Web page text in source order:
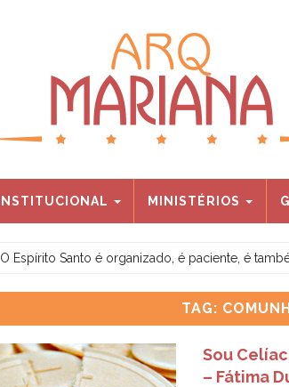
INSTITUCIONAL MINISTÉRIOS
O Espírito Santo é organizado, é paciente, é
TAG:
Sou
– Fátima